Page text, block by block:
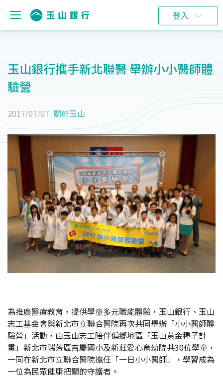
登入
玉山銀行攜手新北聯醫 舉辦小小醫師體
驗營
2017/07/07 關於玉山
為推廣醫療教育，提供學童多元職能體驗，玉山銀行、玉山
志工基金會與新北市立聯合醫院再次共同舉辦「小小醫師體
驗營」活動，由玉山志工陪伴偏鄉地區「玉山黃金種子計
畫」新北市瑞芳區吉慶國小及新莊愛心育幼院共30位學童，
一同在新北市立聯合醫院擔任「一日小小醫師」，學習成為
一位為民眾健康把關的守護者。